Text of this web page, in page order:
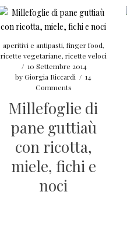
aperitivi e antipasti, finger food,
ricette vegetariane, ricette veloci
/ 10 Settembre 2014
byGiorgia Riccardi / 14
Comments
Millefoglie di
pane guttiaù
con ricotta,
miele, fichi e
noci